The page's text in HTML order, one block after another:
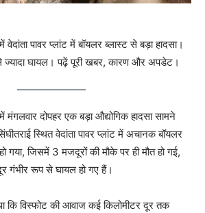
पावर प्लांट में बॉयलर ब्लास्ट से बड़ा हादसा।
घायल। पढ़ें पूरी खबर, कारण और अपडेट।
दोपहर एक बड़ा औद्योगिक हादसा सामने
स्थित वेदांता पावर प्लांट में अचानक बॉयलर
गया, जिसमें 3 मजदूरों की मौके पर ही मौत हो गई,
गंभीर रूप से घायल हो गए हैं।
कि विस्फोट की आवाज कई किलोमीटर दूर तक